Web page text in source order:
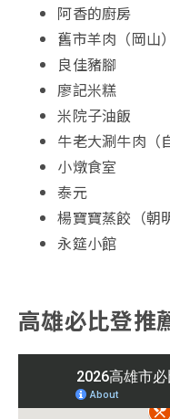
阿香的廚房
舊市羊肉（岡山）
良佳豬腳
廖記米糕
米院子油飯
牛老大涮牛肉（
小燉食室
泰元
楊寶寶蒸餃（朝
永筵小館
高雄必比登推